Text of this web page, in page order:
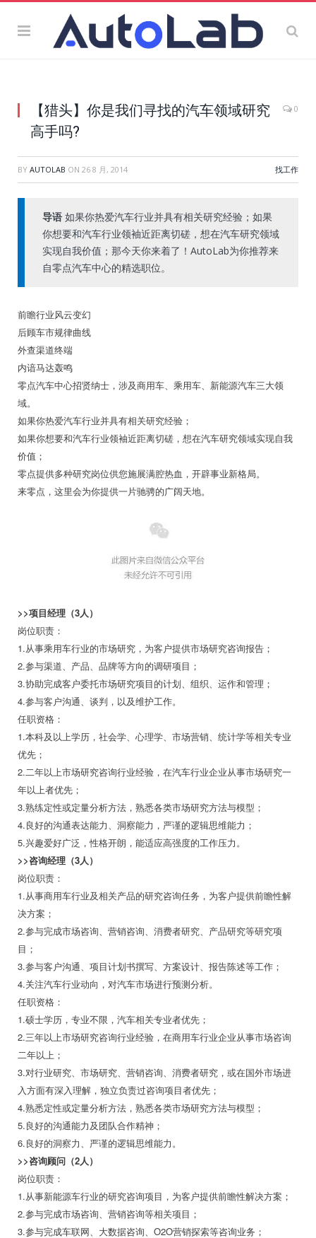
【猎头】你是我们寻找的汽车领域研究
高手吗?
0
BY AUTOLAB ON 26 8 月, 2014 找工作
导语 如果你热爱汽车行业并具有相关研究经验；如果
你想要和汽车行业领袖近距离切磋，想在汽车研究领域
实现自我价值；那今天你来着了！AutoLab为你推荐来
自零点汽车中心的精选职位。
前瞻行业风云变幻
后顾车市规律曲线
外查渠道终端
内谙马达轰鸣
零点汽车中心招贤纳士，涉及商用车、乘用车、新能源汽车三大领
域。
如果你热爱汽车行业并具有相关研究经验；
如果你想要和汽车行业领袖近距离切磋，想在汽车研究领域实现自我
价值；
零点提供多种研究岗位供您施展满腔热血，开辟事业新格局。
来零点，这里会为你提供一片驰骋的广阔天地。
>>项目经理（3人）
岗位职责：
1.从事乘用车行业的市场研究，为客户提供市场研究咨询报告；
2.参与渠道、产品、品牌等方向的调研项目；
3.协助完成客户委托市场研究项目的计划、组织、运作和管理；
4.参与客户沟通、谈判，以及维护工作。
任职资格：
1.本科及以上学历，社会学、心理学、市场营销、统计学等相关专业
优先；
2.二年以上市场研究咨询行业经验，在汽车行业企业从事市场研究一
年以上者优先；
3.熟练定性或定量分析方法，熟悉各类市场研究方法与模型；
4.良好的沟通表达能力、洞察能力，严谨的逻辑思维能力；
5.兴趣爱好广泛，性格开朗，能适应高强度的工作压力。
>>咨询经理（3人）
岗位职责：
1.从事商用车行业及相关产品的研究咨询任务，为客户提供前瞻性解
决方案；
2.参与完成市场咨询、营销咨询、消费者研究、产品研究等研究项
目；
3.参与客户沟通、项目计划书撰写、方案设计、报告陈述等工作；
4.关注汽车行业动向，对汽车市场进行预测分析。
任职资格：
1.硕士学历，专业不限，汽车相关专业者优先；
2.三年以上市场研究咨询行业经验，在商用车行业企业从事市场咨询
二年以上；
3.对行业研究、市场研究、营销咨询、消费者研究，或在国外市场进
入方面有深入理解，独立负责过咨询项目者优先；
4.熟悉定性或定量分析方法，熟悉各类市场研究方法与模型；
5.良好的沟通能力及团队合作精神；
6.良好的洞察力、严谨的逻辑思维能力。
>>咨询顾问（2人）
岗位职责：
1.从事新能源车行业的研究咨询项目，为客户提供前瞻性解决方案；
2.参与完成市场咨询、营销咨询等相关项目；
3.参与完成车联网、大数据咨询、O2O营销探索等咨询业务；